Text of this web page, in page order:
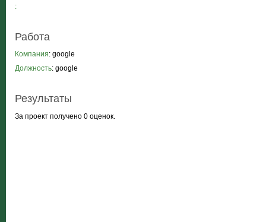
:
Работа
Компания: google
Должность: google
Результаты
За проект получено 0 оценок.